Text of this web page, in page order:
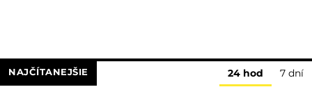
NAJČÍTANEJŠIE 24 hod 7 dní